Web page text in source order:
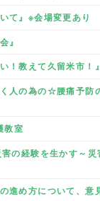
て』※会場変更あり
』
教えて久留米市！』
の為の☆腰痛予防
教室
経験を生かす～災
め方について、意